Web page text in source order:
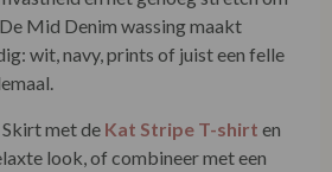
Mid Denim wassing maakt
wit, navy, prints of juist een felle
met de Kat Stripe T-shirt en
look, of combineer met een